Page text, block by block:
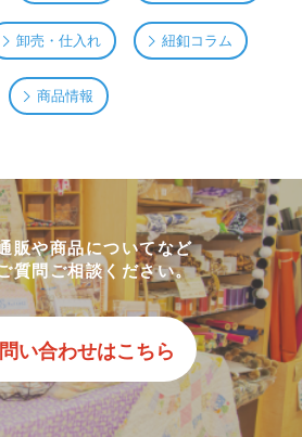
卸売・仕入れ 紐釦コラム
商品情報
販や商品についてなど
質問ご相談ください。
い合わせはこちら